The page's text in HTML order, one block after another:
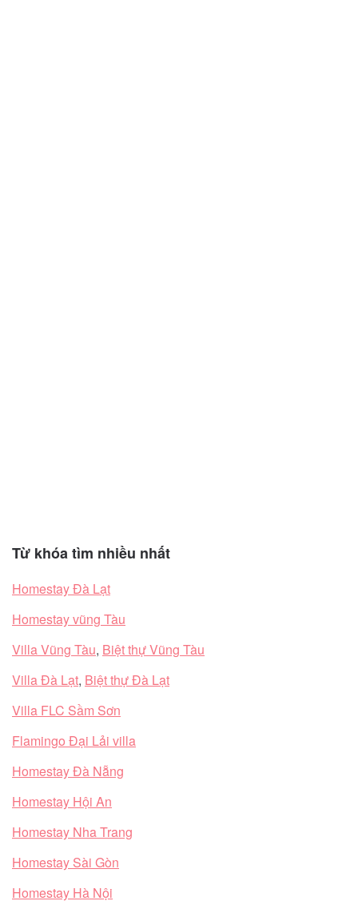
Từ khóa tìm nhiều nhất
Homestay Đà Lạt
Homestay vũng Tàu
Villa Vũng Tàu, Biệt thự Vũng Tàu
Villa Đà Lạt, Biệt thự Đà Lạt
Villa FLC Sầm Sơn
Flamingo Đại Lải villa
Homestay Đà Nẵng
Homestay Hội An
Homestay Nha Trang
Homestay Sài Gòn
Homestay Hà Nội